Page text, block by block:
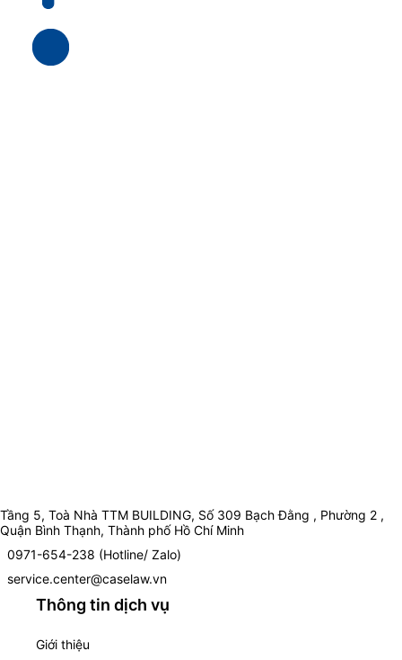
Tầng 5, Toà Nhà TTM BUILDING, Số 309 Bạch Đằng , Phường 2 ,
Quận Bình Thạnh, Thành phố Hồ Chí Minh
0971-654-238 (Hotline/ Zalo)
service.center@caselaw.vn
Thông tin dịch vụ
Giới thiệu